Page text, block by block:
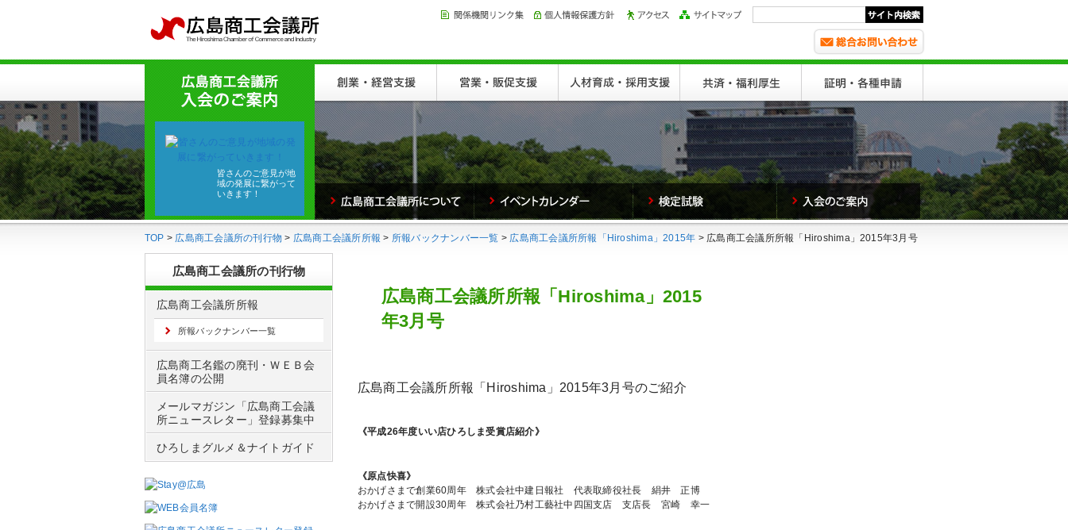
皆さんのご意見が地
域の発展に繋がって
いきます！
TOP > 広島商工会議所の刊行物 > 広島商工会議所所報 > 所報バックナンバー一覧 > 広島商工会議所所報「Hiroshima」2015年 > 広島商工会議所所報「Hiroshima」2015年3月号
広島商工会議所所報「Hiroshima」2015
年3月号
広島商工会議所所報「Hiroshima」2015年3月号のご紹介
《平成26年度いい店ひろしま受賞店紹介》
《原点快喜》
おかげさまで創業60周年 株式会社中建日報社 代表取締役社長 絹井 正博
おかげさまで開設30周年 株式会社乃村工藝社中四国支店 支店長 宮崎 幸一
広島商工会議所の刊行物
広島商工会議所所報
所報バックナンバー一覧
広島商工名鑑の廃刊・ＷＥＢ会
員名簿の公開
メールマガジン「広島商工会議
所ニュースレター」登録募集中
ひろしまグルメ＆ナイトガイド